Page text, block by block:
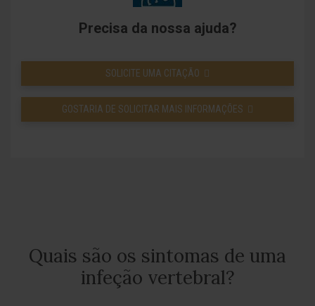
Precisa da nossa ajuda?
SOLICITE UMA CITAÇÃO
GOSTARIA DE SOLICITAR MAIS INFORMAÇÕES
Quais são os sintomas de uma
infeção vertebral?